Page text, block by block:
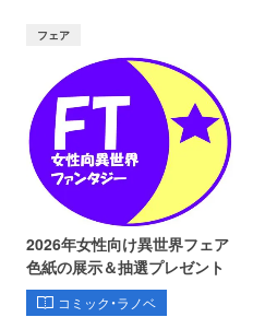
フェア
2026年女性向け異世界フェア
色紙の展示＆抽選プレゼント
コミック・ラノベ